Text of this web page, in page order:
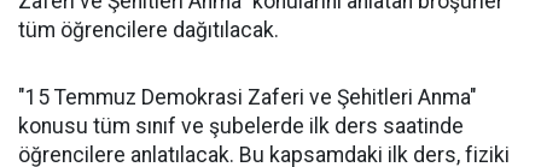
tüm öğrencilere dağıtılacak.
"15 Temmuz Demokrasi Zaferi ve Şehitleri Anma"
konusu tüm sınıf ve şubelerde ilk ders saatinde
öğrencilere anlatılacak. Bu kapsamdaki ilk ders, fiziki